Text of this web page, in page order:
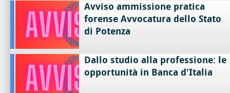
Avviso ammissione pratica
forense Avvocatura dello Stato
di Potenza
Dallo studio alla professione: le
opportunità in Banca d'Italia